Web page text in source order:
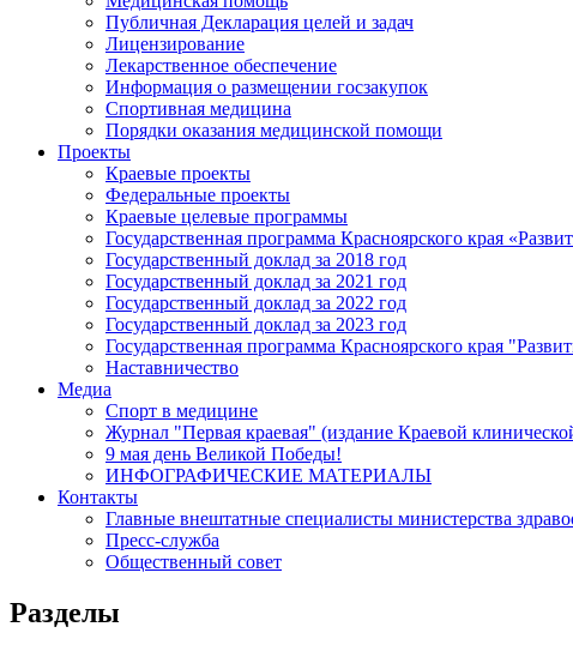
Публичная Декларация целей и задач
Лицензирование
Лекарственное обеспечение
Информация о размещении госзакупок
Спортивная медицина
Порядки оказания медицинской помощи
Проекты
Краевые проекты
Федеральные проекты
Краевые целевые программы
Государственная программа Красноярского края
Государственный доклад за 2018 год
Государственный доклад за 2021 год
Государственный доклад за 2022 год
Государственный доклад за 2023 год
Государственная программа Красноярского края
Наставничество
Медиа
Спорт в медицине
Журнал "Первая краевая" (издание Краевой
9 мая день Великой Победы!
ИНФОГРАФИЧЕСКИЕ МАТЕРИАЛЫ
Контакты
Главные внештатные специалисты министерства
Пресс-служба
Общественный совет
Разделы